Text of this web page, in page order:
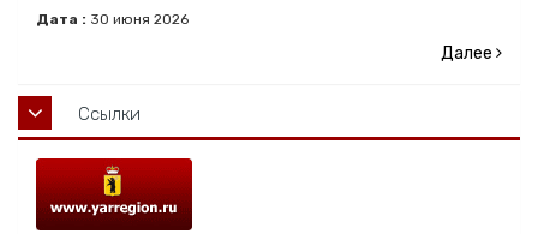
Дата : 30 июня 2026
Далее
Ссылки